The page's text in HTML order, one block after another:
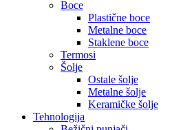
Boce
Plastične boce
Metalne boce
Staklene boce
Termosi
Šolje
Ostale šolje
Metalne šolje
Keramičke šolje
Tehnologija